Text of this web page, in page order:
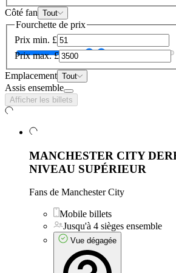
Côté fan Tout
Fourchette de prix
Prix min. £
Prix max. £
Emplacement Tout
Assis ensemble
Afficher les billets
MANCHESTER CITY
NIVEAU SUPÉRIEUR
Fans de Manchester City
Mobile billets
Jusqu'à 4 sièges ensemble
Vue dégagée